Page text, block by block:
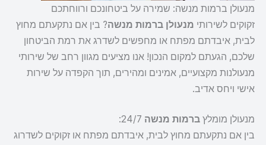
מנעולן ברמות מנשה: שמירה על ביטחונכם ורווחתכם
זקוקים לשירותי מנעולן ברמות מנשה? בין אם נתקעתם מחוץ
לבית, איבדתם מפתח או מחפשים לשדרג את רמת הביטחון
שלכם, הגעתם למקום הנכון! אנו מציעים מגוון רחב של שירותי
מנעולנות מקצועיים, אמינים ומהירים, תוך הקפדה על שירות
אישי ויחס אדיב.
מנעולן מומלץ ברמות מנשה 24/7:
בין אם נתקעתם מחוץ לבית, איבדתם מפתח או זקוקים לשדרוג